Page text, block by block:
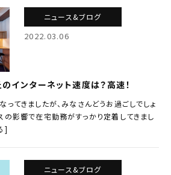
ニュース&ブログ
2022.03.06
インターネット速度は？高速！
ってきましたが、みなさんどうお過ごしでしょ
の影響で在宅勤務がすっかり定着してきまし
]
ニュース&ブログ